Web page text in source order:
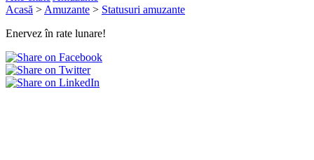
Acasă > Amuzante > Statusuri amuzante
Enervez în rate lunare!